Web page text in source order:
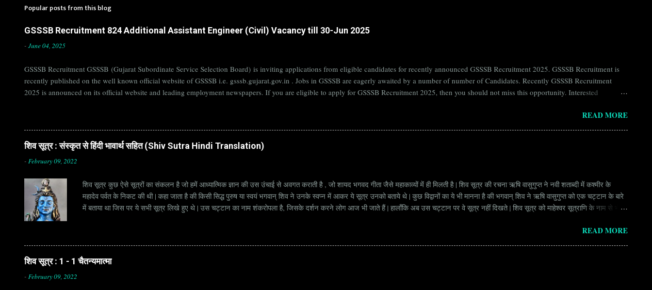
Popular posts from this blog
GSSSB Recruitment 824 Additional Assistant Engineer (Civil) Vacancy till 30-Jun 2025
- June 04, 2025
GSSSB Recruitment GSSSB (Gujarat Subordinate Service Selection Board) is inviting applications from eligible candidates for recently announced GSSSB Recruitment 2025. GSSSB Recruitment is
recently published on the well known official website of GSSSB i.e. gsssb.gujarat.gov.in . Jobs in GSSSB are eagerly awaited by a number of number of Candidates. Recently GSSSB Recruitment
2025 is announced on its official website and leading employment newspapers. If you are eligible to apply for GSSSB Recruitment 2025, then you should not miss this opportunity. Interested
बोर्ड Official Website : gsssb.gujarat.gov.in Job Location Gujarat Vacancy Details 824 Additional Assistant Engineer (Civil) Vacancy Pay Scale Rs 49500 Qualification Diploma in Civil Engineering
READ MORE
शिव सूत्र : संस्कृत से हिंदी भावार्थ सहित (Shiv Sutra Hindi Translation)
- February 09, 2022
शिव सूत्र कुछ ऐसे सूत्रों का संकलन है जो हमें आध्यात्मिक ज्ञान की उस उंचाई से अवगत कराती है , जो शायद भगवद गीता जैसे महाकाव्यों में ही मिलती है | शिव सूत्र की रचना ऋषि वासुगुप्त ने नवी शताब्दी में कश्मीर के
महादेव पर्वत के निकट की थी | कहा जाता है की किसी सिद्ध पुरुष या स्वयं भगवान् शिव ने उनके स्वप्न में आकर ये सूत्र उनको बताये थे | कुछ विद्वानों का ये भी मानना है की भगवान् शिव ने ऋषि वासुगुप्त को एक चट्टान के बारे
में बताया था जिस पर ये सभी सूत्र लिखे हुए थे | उस चट्टान का नाम शंकरोपला है, जिसके दर्शन करने लोग आज भी जाते हैं | हालाँकि अब उस चट्टान पर वे सूत्र नहीं दिखते | शिव सूत्र को माहेश्वर सूत्राणि के नाम से भी
READ MORE
शिव सूत्र : 1 - 1 चैतन्यमात्मा
- February 09, 2022